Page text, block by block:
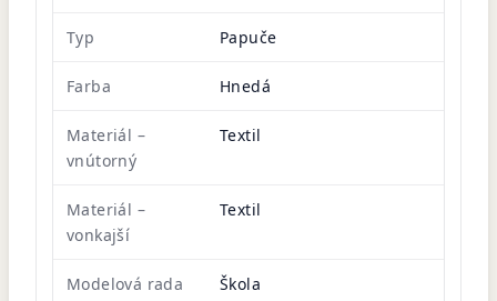
Typ Papuče
Farba Hnedá
Materiál –
vnútorný
Textil
Materiál –
vonkajší
Textil
Modelová rada Škola